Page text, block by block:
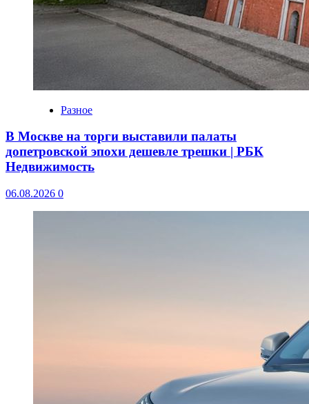
Разное
В Москве на торги выставили палаты
допетровской эпохи дешевле трешки | РБК
Недвижимость
06.08.2026 0